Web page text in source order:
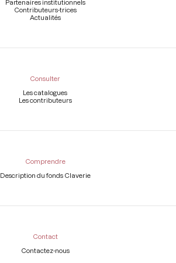
Partenaires institutionnels
Contributeurs-trices
Actualités
Consulter
Les catalogues
Les contributeurs
Comprendre
Description du fonds Claverie
Contact
Contactez-nous